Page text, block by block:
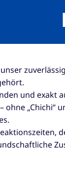
unser
und exakt
ohne „Chichi“